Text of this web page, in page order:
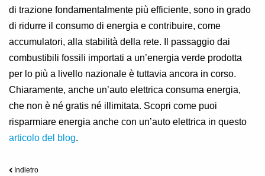
di trazione fondamentalmente più efficiente, sono in grado
di ridurre il consumo di energia e contribuire, come
accumulatori, alla stabilità della rete. Il passaggio dai
combustibili fossili importati a un’energia verde prodotta
per lo più a livello nazionale è tuttavia ancora in corso.
Chiaramente, anche un’auto elettrica consuma energia,
che non è né gratis né illimitata. Scopri come puoi
risparmiare energia anche con un’auto elettrica in questo
articolo del blog.
Indietro